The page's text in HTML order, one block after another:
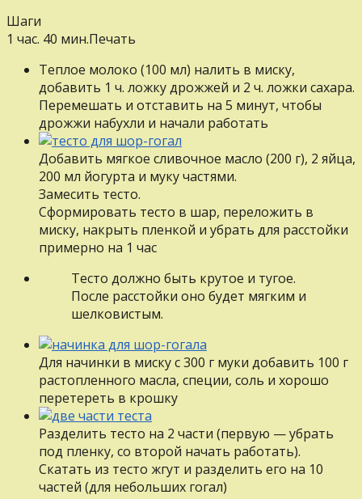
Шаги
1 час. 40 мин.Печать
Теплое молоко (100 мл) налить в миску,
добавить 1 ч. ложку дрожжей и 2 ч. ложки сахара.
Перемешать и отставить на 5 минут, чтобы
дрожжи набухли и начали работать
Добавить мягкое сливочное масло (200 г), 2 яйца,
200 мл йогурта и муку частями.
Замесить тесто.
Сформировать тесто в шар, переложить в
миску, накрыть пленкой и убрать для расстойки
примерно на 1 час
Тесто должно быть крутое и тугое.
После расстойки оно будет мягким и
шелковистым.
Для начинки в миску с 300 г муки добавить 100 г
растопленного масла, специи, соль и хорошо
перетереть в крошку
Разделить тесто на 2 части (первую — убрать
под пленку, со второй начать работать).
Скатать из тесто жгут и разделить его на 10
частей (для небольших гогал)